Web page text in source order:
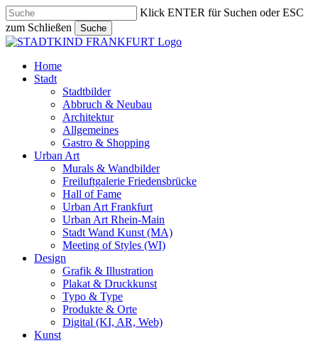
Skip
to
main
content
Klick ENTER für Suchen oder ESC
zum Schließen
Suche
Close
search
Menu
Home
Stadt
Stadtbilder
Abbruch & Neubau
Architektur
Allgemeines
Gastro & Shopping
Urban Art
Murals & Wandbilder
Freiluftgalerie Friedensbrücke
Hall of Fame
Urban Art Frankfurt
Urban Art Rhein-Main
Stadt Wand Kunst (MA)
Meeting of Styles (WI)
Design
Grafik & Illustration
Plakat & Druckkunst
Typo & Type
Produkte & Orte
Digital (KI, AR, Web)
Kunst